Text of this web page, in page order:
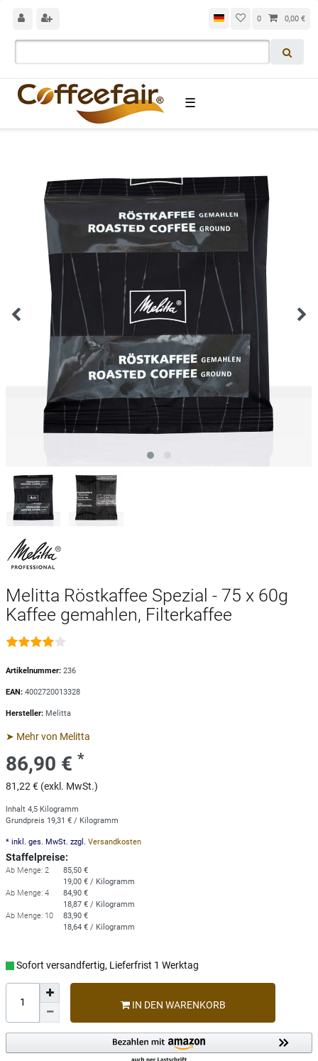
0 0,00 €
☰
Melitta Röstkaffee Spezial - 75 x 60g
Kaffee gemahlen, Filterkaffee
Artikelnummer: 236
EAN: 4002720013328
Hersteller: Melitta
➤ Mehr von Melitta
86,90 € *
81,22 € (exkl. MwSt.)
Inhalt 4,5 Kilogramm
Grundpreis 19,31 € / Kilogramm
* inkl. ges. MwSt. zzgl. Versandkosten
Staffelpreise:
Ab Menge: 2
85,50 €
19,00 € / Kilogramm
Ab Menge: 4
84,90 €
18,87 € / Kilogramm
Ab Menge: 10
83,90 €
18,64 € / Kilogramm
Sofort versandfertig, Lieferfrist 1 Werktag
IN DEN WARENKORB